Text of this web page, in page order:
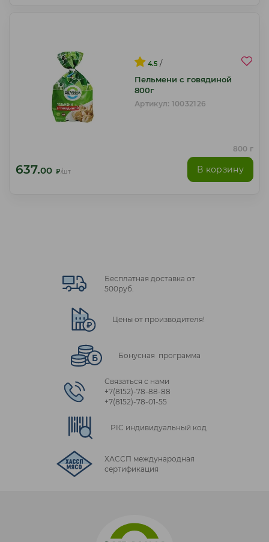
4.5 /
Пельмени с говядиной
800г
Артикул: 10032126
800 г
637.00 ₽/шт В корзину
Бесплатная доставка от
500руб.
Цены от производителя!
Бонусная программа
Связаться с нами
+7(8152)‑78‑88‑88
+7(8152)‑78‑01‑55
PIC индивидуальный код
ХАССП международная
сертификация